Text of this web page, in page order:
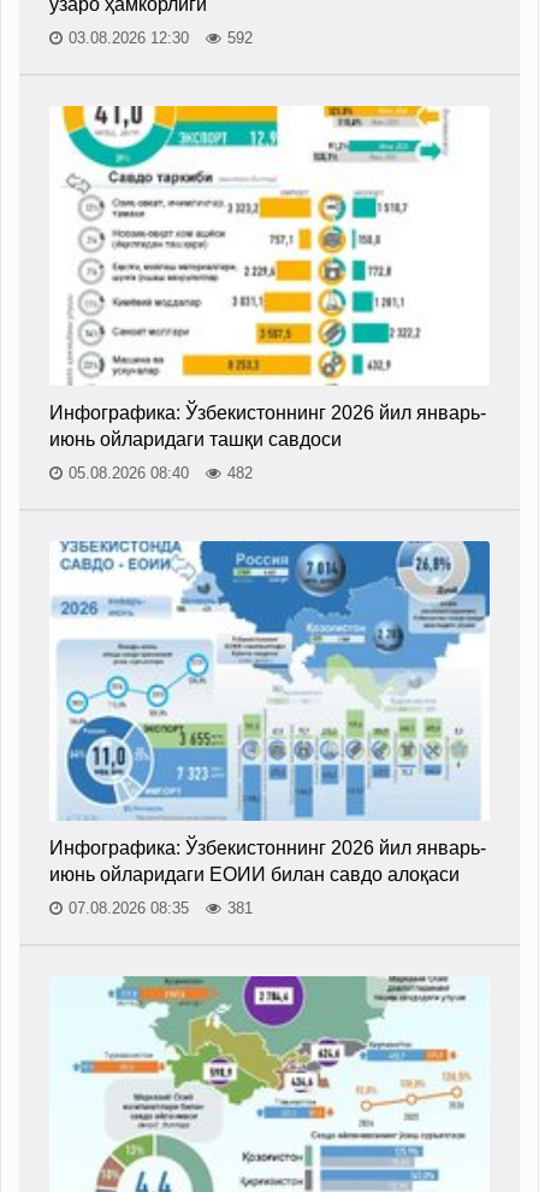
ўзаро ҳамкорлиги
03.08.2026 12:30 592
Инфографика: Ўзбекистоннинг 2026 йил январь-
июнь ойларидаги ташқи савдоси
05.08.2026 08:40 482
Инфографика: Ўзбекистоннинг 2026 йил январь-
июнь ойларидаги ЕОИИ билан савдо алоқаси
07.08.2026 08:35 381